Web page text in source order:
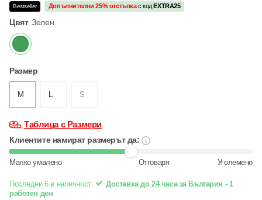
Bestseller Допълнителни 25% отстъпкас кодEXTRA25
Цвят Зелен
Размер
M S
Таблица с Размери
Клиентите намират размерът да:
Малко умалено Отговаря Уголемено
Последни 6 в наличност.
Доставка до 24 часа за България - 1
работен ден